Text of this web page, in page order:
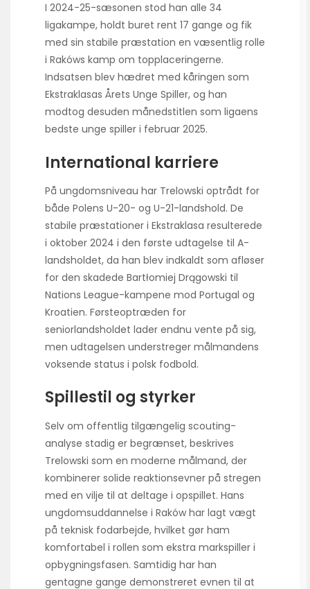
I 2024-25-sæsonen stod han alle 34
ligakampe, holdt buret rent 17 gange og fik
med sin stabile præstation en væsentlig rolle
i Rakóws kamp om topplaceringerne.
Indsatsen blev hædret med kåringen som
Ekstraklasas Årets Unge Spiller, og han
modtog desuden månedstitlen som ligaens
bedste unge spiller i februar 2025.
International karriere
På ungdomsniveau har Trelowski optrådt for
både Polens U-20- og U-21-landshold. De
stabile præstationer i Ekstraklasa resulterede
i oktober 2024 i den første udtagelse til A-
landsholdet, da han blev indkaldt som afløser
for den skadede Bartłomiej Drągowski til
Nations League-kampene mod Portugal og
Kroatien. Førsteoptræden for
seniorlandsholdet lader endnu vente på sig,
men udtagelsen understreger målmandens
voksende status i polsk fodbold.
Spillestil og styrker
Selv om offentlig tilgængelig scouting-
analyse stadig er begrænset, beskrives
Trelowski som en moderne målmand, der
kombinerer solide reaktionsevner på stregen
med en vilje til at deltage i opspillet. Hans
ungdomsuddannelse i Raków har lagt vægt
på teknisk fodarbejde, hvilket gør ham
komfortabel i rollen som ekstra markspiller i
opbygningsfasen. Samtidig har han
gentagne gange demonstreret evnen til at